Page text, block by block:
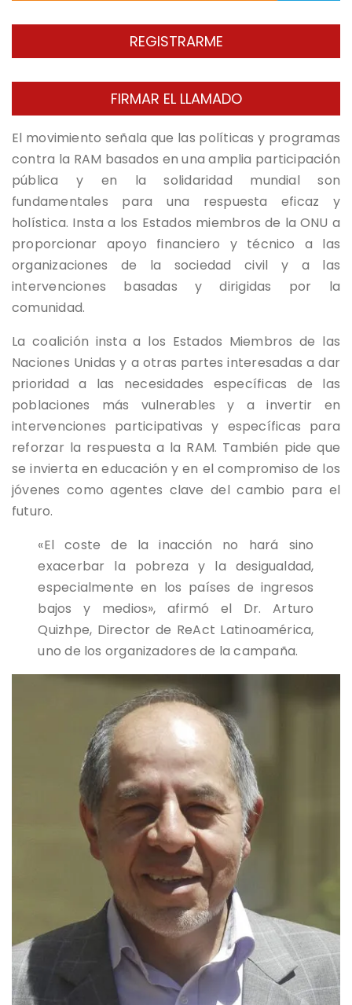
REGISTRARME
FIRMAR EL LLAMADO
El movimiento señala que las políticas y programas
contra la RAM basados en una amplia participación
pública y en la solidaridad mundial son
fundamentales para una respuesta eficaz y
holística. Insta a los Estados miembros de la ONU a
proporcionar apoyo financiero y técnico a las
organizaciones de la sociedad civil y a las
intervenciones basadas y dirigidas por la
comunidad.
La coalición insta a los Estados Miembros de las
Naciones Unidas y a otras partes interesadas a dar
prioridad a las necesidades específicas de las
poblaciones más vulnerables y a invertir en
intervenciones participativas y específicas para
reforzar la respuesta a la RAM. También pide que
se invierta en educación y en el compromiso de los
jóvenes como agentes clave del cambio para el
futuro.
«El coste de la inacción no hará sino
exacerbar la pobreza y la desigualdad,
especialmente en los países de ingresos
bajos y medios», afirmó el Dr. Arturo
Quizhpe, Director de ReAct Latinoamérica,
uno de los organizadores de la campaña.